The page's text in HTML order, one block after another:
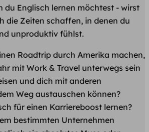
du Englisch lernen möchtest - wirst
die Zeiten schaffen, in denen du
unproduktiv fühlst.
Roadtrip durch Amerika machen,
mit Work & Travel unterwegs sein
und dich mit anderen
Weg austauschen können?
für einen Karriereboost lernen?
bestimmten Unternehmen